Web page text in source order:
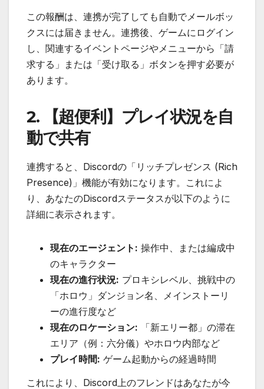
この報酬は、連携が完了しても自動でメールボッ
クスには届きません。連携後、ゲームにログイン
し、関連するイベントページやメニューから「請
求する」または「受け取る」ボタンを押す必要が
あります。
2. 【超便利】プレイ状況を自
動で共有
連携すると、Discordの「リッチプレゼンス (Rich
Presence)」機能が有効になります。これによ
り、あなたのDiscordステータスが以下のように
詳細に表示されます。
現在のエージェント: 操作中、または編成中
のキャラクター
現在の進行状況: プロキシレベル、挑戦中の
「ホロウ」ダンジョン名、メインストーリ
ーの進行度など
現在のロケーション: 「新エリー都」の滞在
エリア（例：六分儀）やホロウ内部など
プレイ時間: ゲーム起動からの経過時間
これにより、Discord上のフレンドはあなたが今